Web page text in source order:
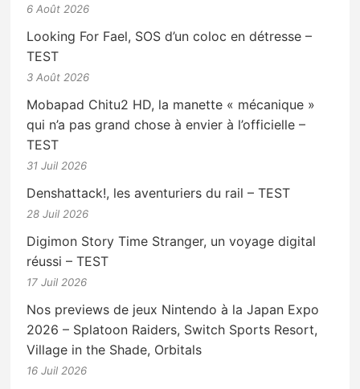
6 Août 2026
Looking For Fael, SOS d’un coloc en détresse –
TEST
3 Août 2026
Mobapad Chitu2 HD, la manette « mécanique »
qui n’a pas grand chose à envier à l’officielle –
TEST
31 Juil 2026
Denshattack!, les aventuriers du rail – TEST
28 Juil 2026
Digimon Story Time Stranger, un voyage digital
réussi – TEST
17 Juil 2026
Nos previews de jeux Nintendo à la Japan Expo
2026 – Splatoon Raiders, Switch Sports Resort,
Village in the Shade, Orbitals
16 Juil 2026